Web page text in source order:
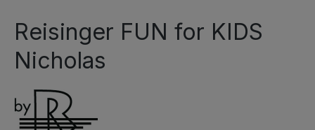
Reisinger FUN for KIDS
Nicholas